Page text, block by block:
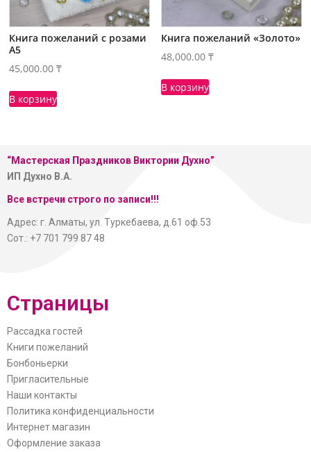
Книга пожеланий с розами
А5
45,000.00₸
В корзину
Книга пожеланий «Золото»
48,000.00₸
В корзину
“Мастерская Праздников Виктории Духно”
ИП Духно В.А.
Все встречи строго по записи!!!
Адрес: г. Алматы, ул. Туркебаева, д.61 оф.53
Сот.: +7 701 799 87 48
Страницы
Рассадка гостей
Книги пожеланий
Бонбоньерки
Пригласительные
Наши контакты
Политика конфиденциальности
Интернет магазин
Оформление заказа